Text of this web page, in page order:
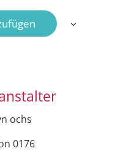
ochs
0176